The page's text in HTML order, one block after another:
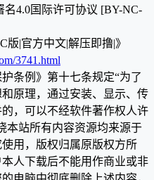
4.0国际许可协议 [BY-NC-
|官方中文|解压即撸|》
3741.html
条例》第十七条规定“为了
原理，通过安装、显示、传
，可以不经软件著作权人许
本站所有内容资源均来源于
用，版权归属原版权方所
人下载后不能用作商业或非